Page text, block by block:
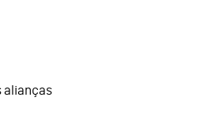
alianças